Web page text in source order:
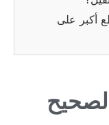
أكبر على